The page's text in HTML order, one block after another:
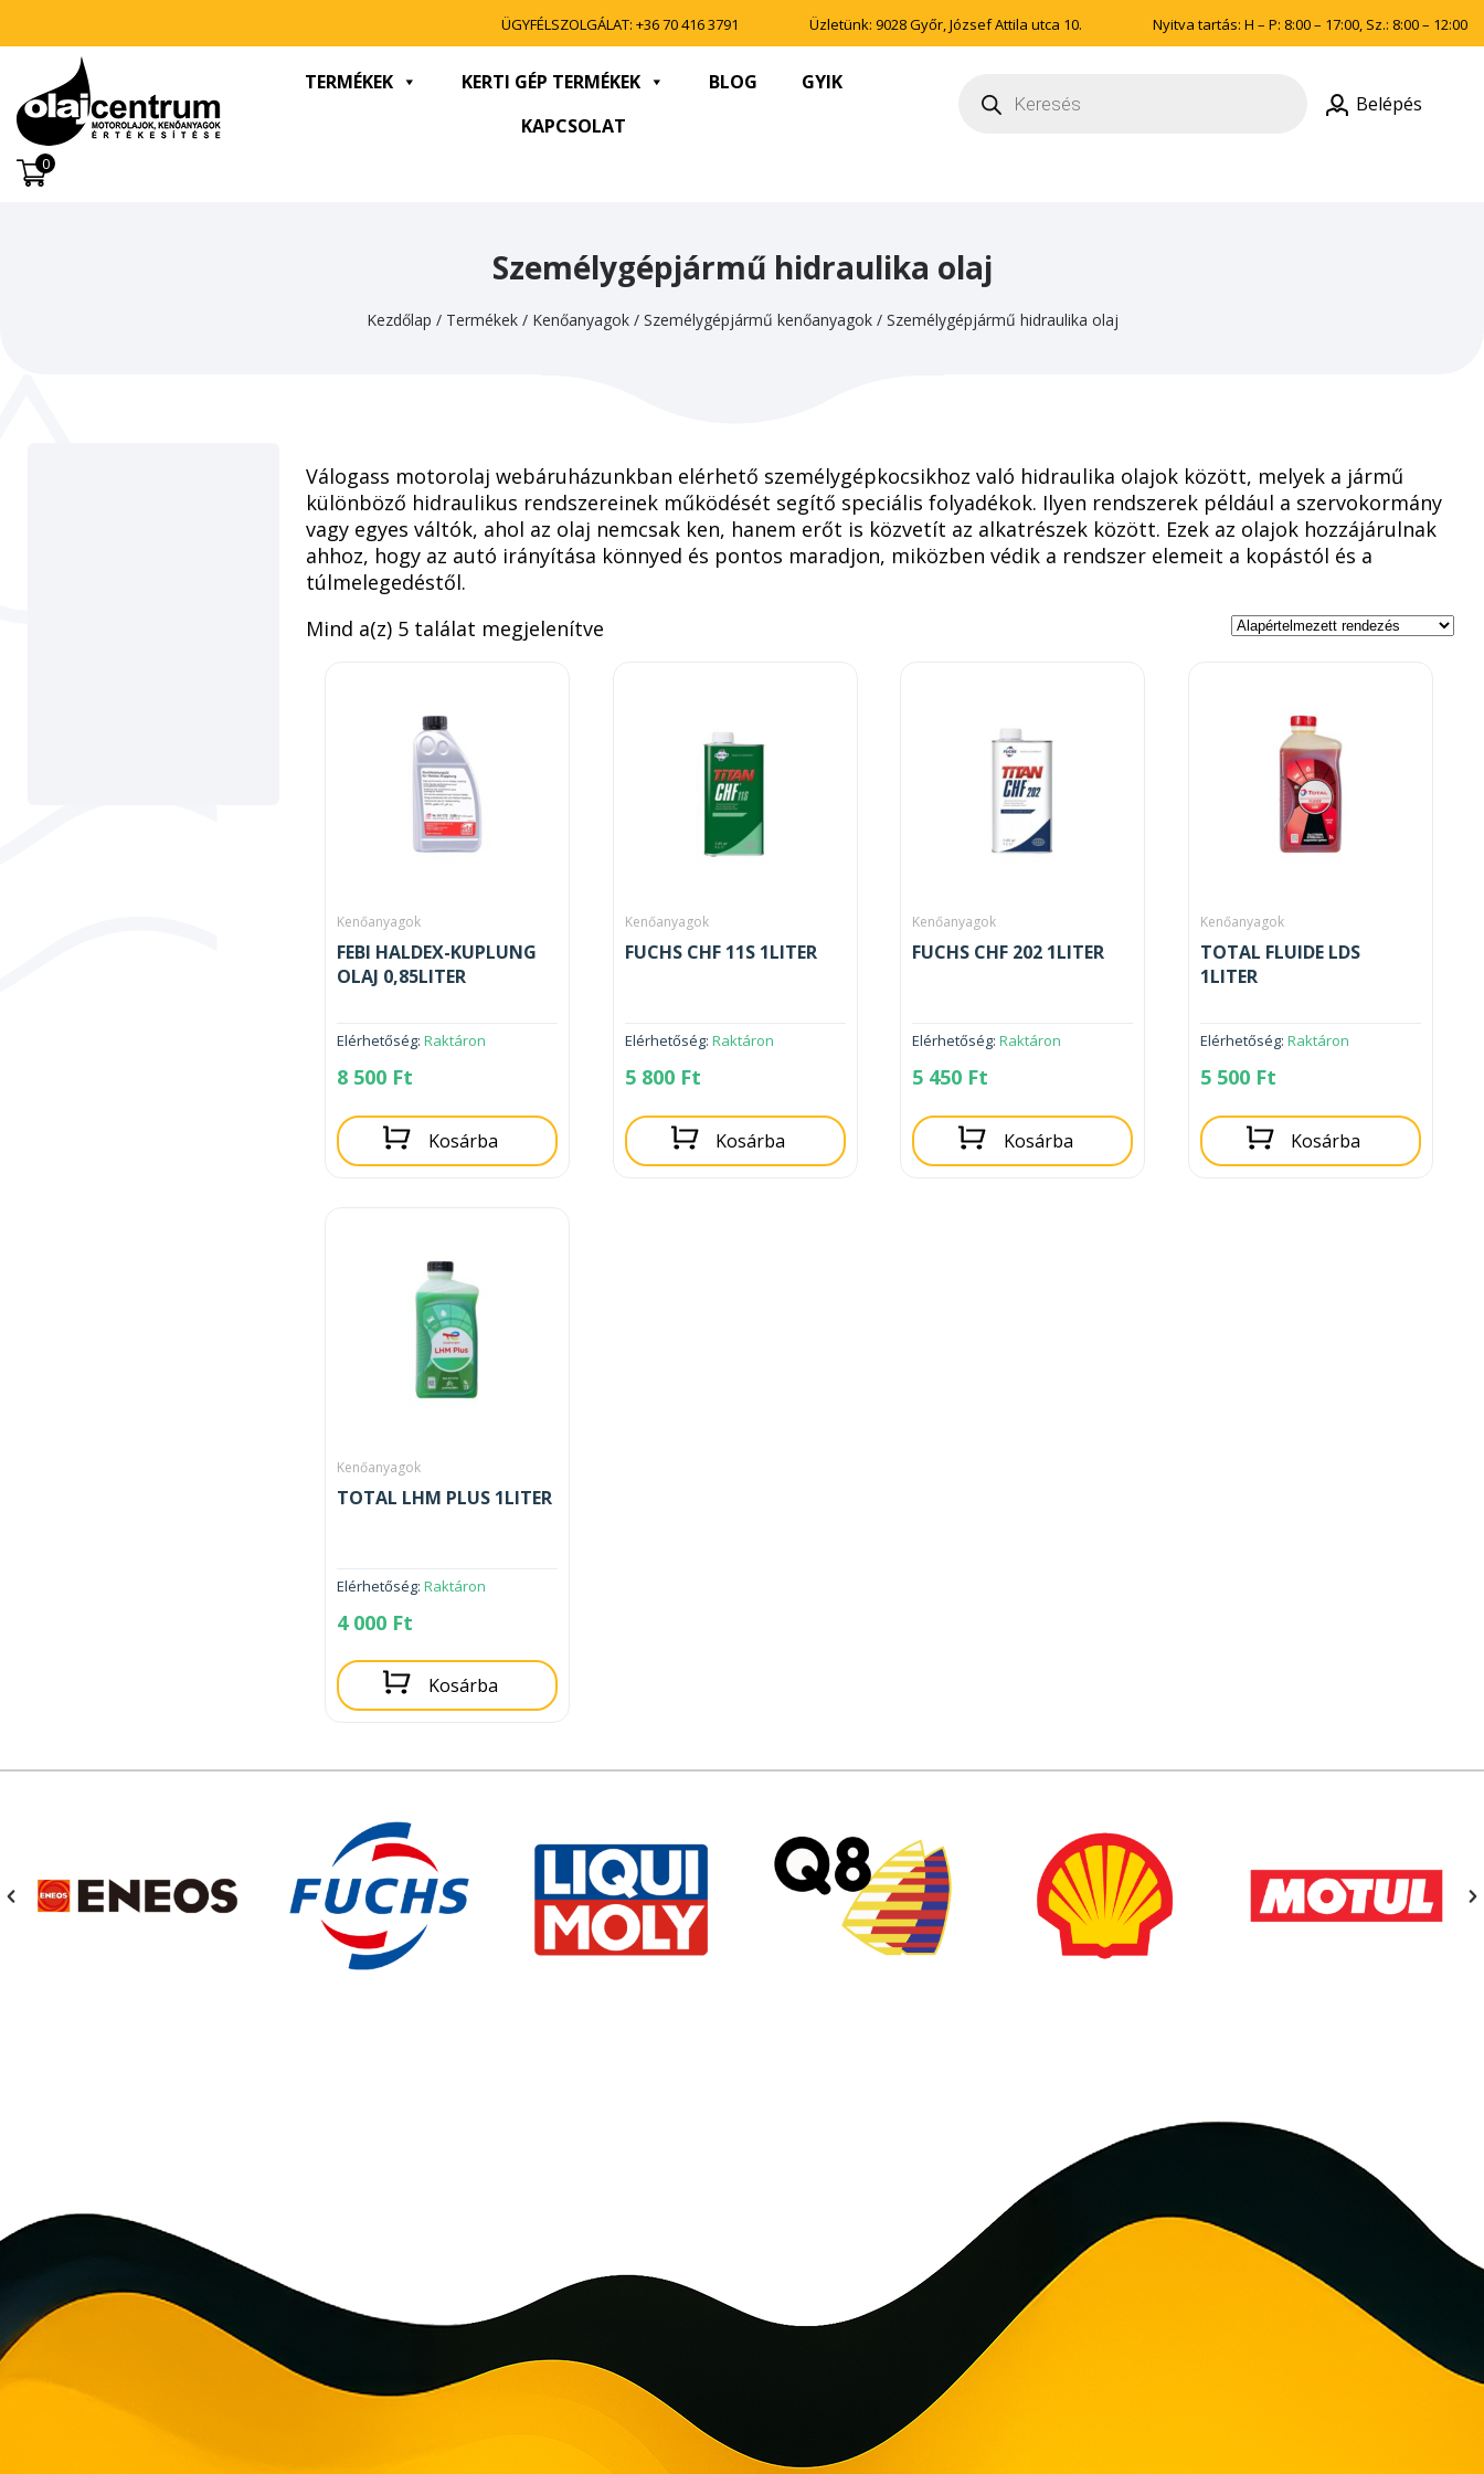
ÜGYFÉLSZOLGÁLAT: +36 70 416 3791 Üzletünk: 9028 Győr, József Attila utca 10. Nyitva tartás: H – P: 8:00 – 17:00, Sz.: 8:00 – 12:00
TERMÉKEK KERTI GÉP TERMÉKEK BLOG
GYIK
KAPCSOLAT
search Belépés
0
Személygépjármű hidraulika olaj
Kezdőlap / Termékek/ Kenőanyagok/ Személygépjármű kenőanyagok/ Személygépjármű hidraulika olaj
Válogass motorolaj webáruházunkban elérhető személygépkocsikhoz való hidraulika olajok között, melyek a jármű
különböző hidraulikus rendszereinek működését segítő speciális folyadékok. Ilyen rendszerek például a szervokormány
vagy egyes váltók, ahol az olaj nemcsak ken, hanem erőt is közvetít az alkatrészek között. Ezek az olajok hozzájárulnak
ahhoz, hogy az autó irányítása könnyed és pontos maradjon, miközben védik a rendszer elemeit a kopástól és a
túlmelegedéstől.
Mind a(z) 5 találat megjelenítve
Kenőanyagok
FEBI HALDEX-KUPLUNG
OLAJ 0,85LITER
Elérhetőség:Raktáron
8 500 Ft
Kosárba
Kenőanyagok
FUCHS CHF 11S 1LITER
Elérhetőség: Raktáron
5 800 Ft
Kosárba
Kenőanyagok
FUCHS CHF 202 1LITER
Elérhetőség:Raktáron
5 450 Ft
Kosárba
Kenőanyagok
TOTAL FLUIDE LDS
1LITER
Elérhetőség: Raktáron
5 500 Ft
Kosárba
Kenőanyagok
TOTAL LHM PLUS 1LITER
Elérhetőség:Raktáron
4 000 Ft
Kosárba